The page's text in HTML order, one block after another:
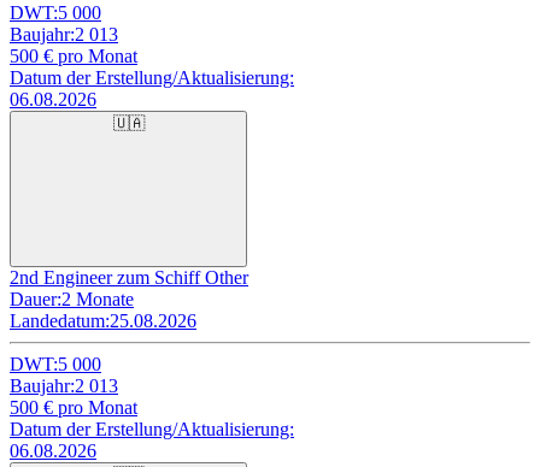
DWT:5 000
Baujahr:2 013
500 € pro Monat
Datum der Erstellung/Aktualisierung:
06.08.2026
🇺🇦
2nd Engineer zum Schiff Other
Dauer:2 Monate
Landedatum:25.08.2026
DWT:5 000
Baujahr:2 013
500 € pro Monat
Datum der Erstellung/Aktualisierung:
06.08.2026